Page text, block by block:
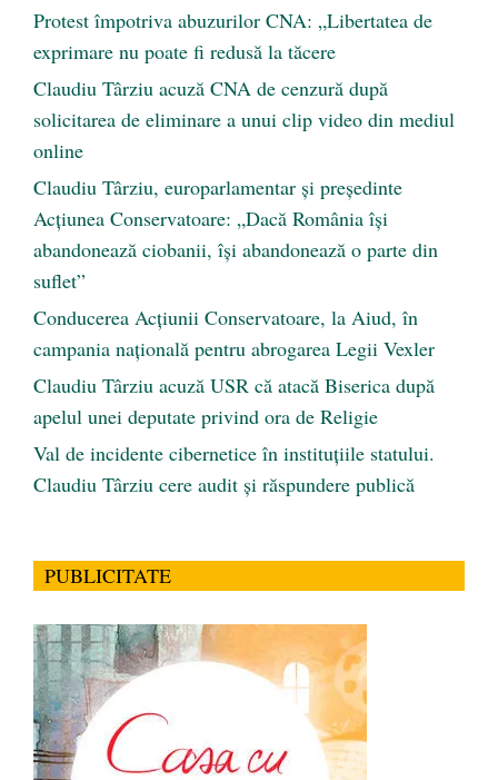
Protest împotriva abuzurilor CNA: „Libertatea de
exprimare nu poate fi redusă la tăcere
Claudiu Târziu acuză CNA de cenzură după
solicitarea de eliminare a unui clip video din mediul
online
Claudiu Târziu, europarlamentar și președinte
Acțiunea Conservatoare: „Dacă România își
abandonează ciobanii, își abandonează o parte din
suflet”
Conducerea Acțiunii Conservatoare, la Aiud, în
campania națională pentru abrogarea Legii Vexler
Claudiu Târziu acuză USR că atacă Biserica după
apelul unei deputate privind ora de Religie
Val de incidente cibernetice în instituțiile statului.
Claudiu Târziu cere audit și răspundere publică
PUBLICITATE